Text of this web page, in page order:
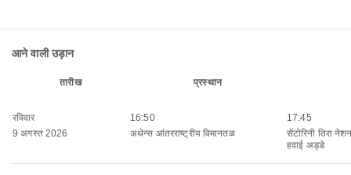
आने वाली उड़ान
तारीख प्रस्थान
रविवार
9 अगस्त 2026
16:50
अथेन्स आंतरराष्ट्रीय विमानतळ
17:45
सेंटोरिनी तिरा
हवाई अड्डे